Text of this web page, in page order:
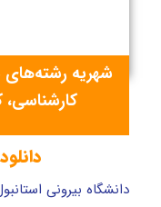
شهریه رشته‌های
دانشگاه بیرونی